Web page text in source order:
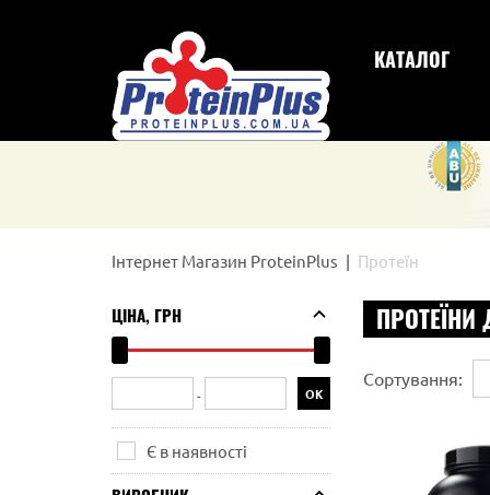
КАТАЛОГ
Інтернет Магазин ProteinPlus Протеїн
ПРОТЕЇНИ
Сортування:
ЦІНА, ГРН
-
Є в наявності